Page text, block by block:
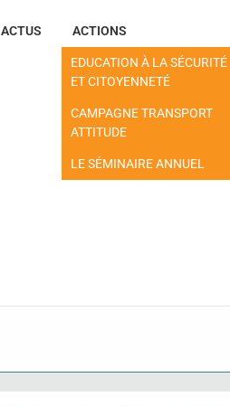
ACTUS ACTIONS
EDUCATION À LA SÉCURITÉ
ET CITOYENNETÉ
CAMPAGNE TRANSPORT
ATTITUDE
LE SÉMINAIRE ANNUEL